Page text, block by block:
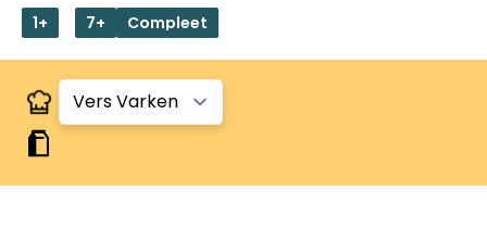
1+ 7+ Compleet